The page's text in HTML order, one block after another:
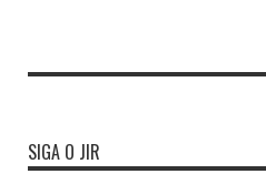
SIGA O JIR